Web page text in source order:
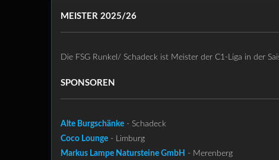
MEISTER 2025/26
Die FSG Runkel/ Schadeck ist Meister der C1-Liga in der
SPONSOREN
Alte Burgschänke - Schadeck
Coco Lounge - Limburg
Markus Lampe Natursteine GmbH - Merenberg